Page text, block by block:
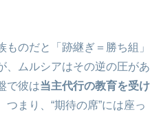
のだと「跡継ぎ＝勝ち組」
、ムルシアはその逆の圧があ
で彼は当主代行の教育を受け
つまり、“期待の席”には座っ